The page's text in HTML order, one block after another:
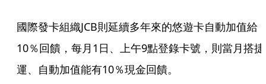
國際發卡組織JCB則延續多年來的悠遊卡自動加值給
10％回饋，每月1日、上午9點登錄卡號，則當月搭捷
運、自動加值能有10％現金回饋。